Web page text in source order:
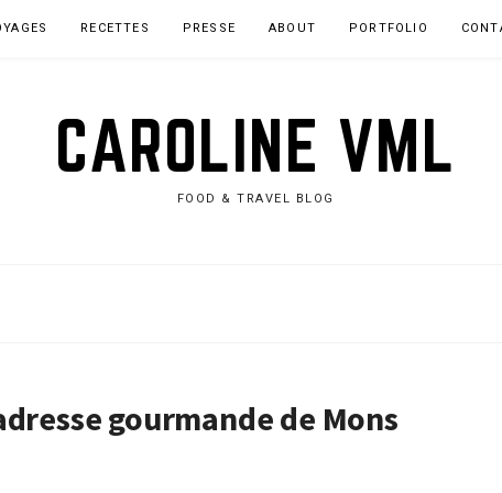
RECETTES PRESSE ABOUT PORTFOLIO
CAROLINE VML
FOOD & TRAVEL BLOG
gourmande de Mons